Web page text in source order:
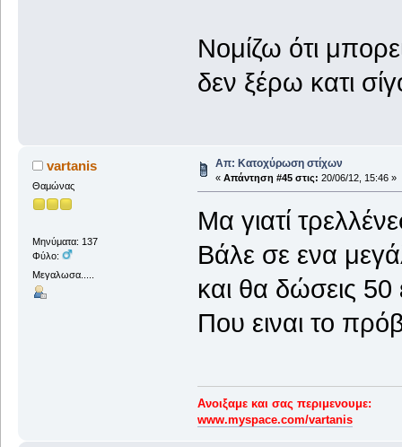
Νομίζω ότι
δεν ξέρω κατι
vartanis
Θαμώνας
Μηνύματα: 137
Φύλο:
Μεγαλωσα.....
Απ: Κατοχύρωση στίχων
« Απάντηση #45 στις: 20/06/12, 15:46 »
Μα γιατί
Βάλε σε ενα
και θα δώσεις
Που ειναι το
Ανοιξαμε και σας περιμενουμε:
www.myspace.com/vartanis